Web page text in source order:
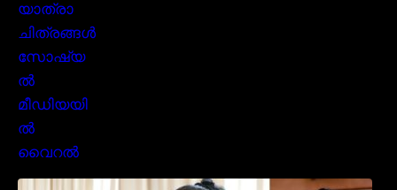
സാരിയിൽ സുന്ദരിയായി മലയിലകളുടെ